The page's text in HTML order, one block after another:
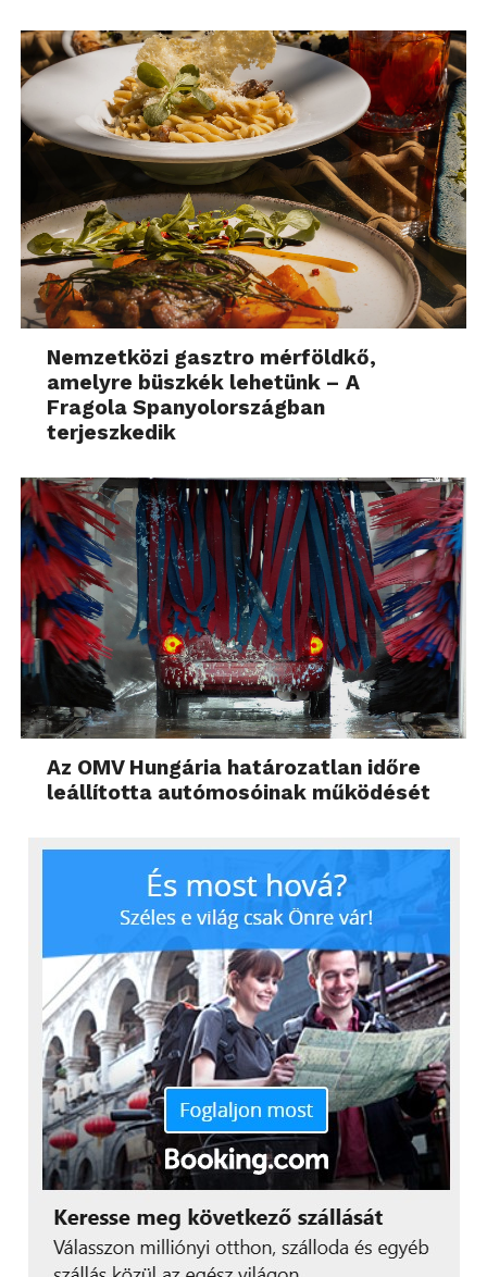
Nemzetközi gasztro mérföldkő,
amelyre büszkék lehetünk – A
Fragola Spanyolországban
terjeszkedik
Az OMV Hungária határozatlan időre
leállította autómosóinak működését